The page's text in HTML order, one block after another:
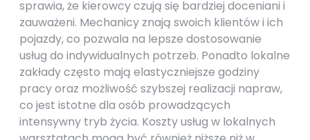
sprawia, że kierowcy czują się bardziej doceniani i
zauważeni. Mechanicy znają swoich klientów i ich
pojazdy, co pozwala na lepsze dostosowanie
usług do indywidualnych potrzeb. Ponadto lokalne
zakłady często mają elastyczniejsze godziny
pracy oraz możliwość szybszej realizacji napraw,
co jest istotne dla osób prowadzących
intensywny tryb życia. Koszty usług w lokalnych